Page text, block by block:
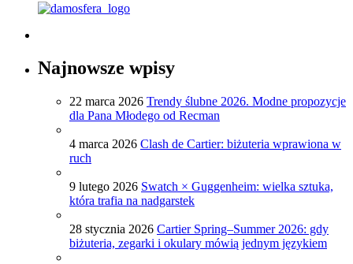
Najnowsze wpisy
22 marca 2026 Trendy ślubne 2026. Modne propozycje
dla Pana Młodego od Recman
4 marca 2026 Clash de Cartier: biżuteria wprawiona w
ruch
9 lutego 2026 Swatch × Guggenheim: wielka sztuka,
która trafia na nadgarstek
28 stycznia 2026 Cartier Spring–Summer 2026: gdy
biżuteria, zegarki i okulary mówią jednym językiem